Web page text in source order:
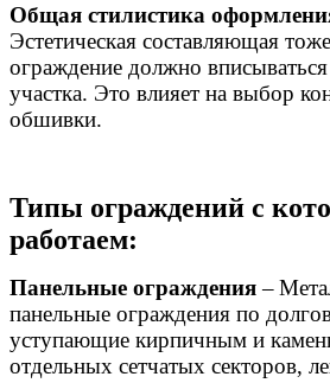
Общая стилистика
Эстетическая составляющая
ограждение должно вписываться
участка. Это влияет на выбор
обшивки.
Типы ограждений с
работаем:
Панельные ограждения–
панельные ограждения по
уступающие кирпичным и
отдельных сетчатых секторов,